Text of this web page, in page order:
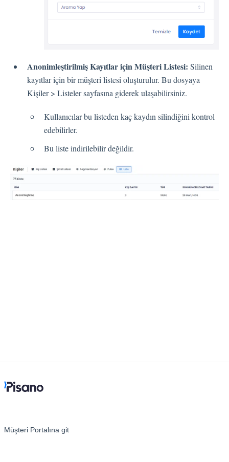
Çalışan Deneyimi (EX)
Metin Analizi
Planlayıcı
Anonimleştirilmiş Kayıtlar için Müşteri Listesi: Silinen
kayıtlar için bir müşteri listesi oluşturulur. Bu dosyaya
Kişiler > Listeler sayfasına giderek ulaşabilirsiniz.
Kullanıcılar bu listeden kaç kaydın silindiğini kontrol
edebilirler.
Bu liste indirilebilir değildir.
Müşteri Portalına git